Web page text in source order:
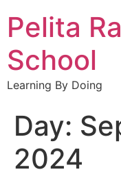
Pelita
School
Learning By Doing
Day:
2024